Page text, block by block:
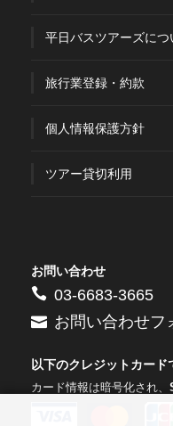
平日バスツアーズにつ
旅行業登録・約款
個人情報保護方針
ツアー貸切利用
お問い合わせ
03-6683-3665
お問い合わせフ
以下のクレジットカー
カード情報は暗号化され、